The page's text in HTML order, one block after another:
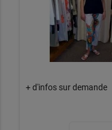
+ d'infos sur demande